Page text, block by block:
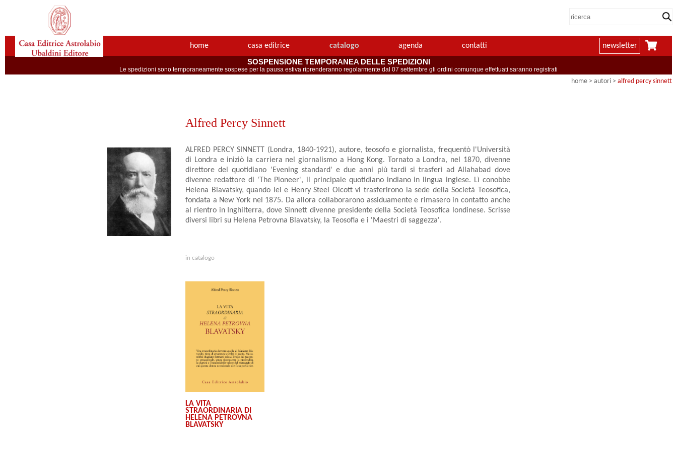
home casa editrice catalogo agenda contatti newsletter
SOSPENSIONE TEMPORANEA DELLE SPEDIZIONI
Le spedizioni sono temporaneamente sospese per la pausa estiva riprenderanno regolarmente dal 07 settembre gli ordini comunque effettuati saranno registrati
home > autori > alfred percy sinnett
Alfred Percy Sinnett
ALFRED PERCY SINNETT (Londra, 1840-1921), autore, teosofo e giornalista, frequentò l'Università
di Londra e iniziò la carriera nel giornalismo a Hong Kong. Tornato a Londra, nel 1870, divenne
direttore del quotidiano 'Evening standard' e due anni più tardi si trasferì ad Allahabad dove
divenne redattore di 'The Pioneer', il principale quotidiano indiano in lingua inglese. Lì conobbe
Helena Blavatsky, quando lei e Henry Steel Olcott vi trasferirono la sede della Società Teosofica,
fondata a New York nel 1875. Da allora collaborarono assiduamente e rimasero in contatto anche
al rientro in Inghilterra, dove Sinnett divenne presidente della Società Teosofica londinese. Scrisse
diversi libri su Helena Petrovna Blavatsky, la Teosofia e i 'Maestri di saggezza'.
in catalogo
LA VITA
STRAORDINARIA DI
HELENA PETROVNA
BLAVATSKY